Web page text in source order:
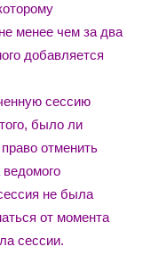
менее чем за два
добавляется
сессию
было ли
отменить
не была
от момента
сессии.